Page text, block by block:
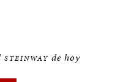
STEINWAYde hoy